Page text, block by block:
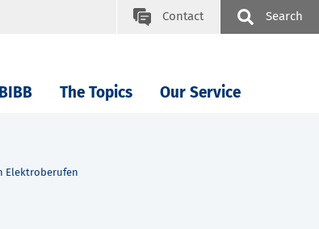
Contact Search
The Topics Our Service
Elektroberufen